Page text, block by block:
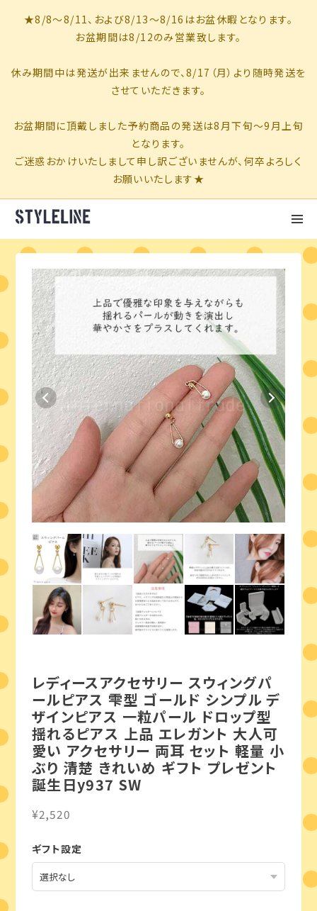
レディースアクセサリー スウィングパ
ールピアス 雫型 ゴールド シンプル デ
ザインピアス 一粒パール ドロップ型
揺れるピアス 上品 エレガント 大人可
愛い アクセサリー 両耳 セット 軽量 小
ぶり 清楚 きれいめ ギフト プレゼント
誕生日y937 SW
¥2,520
ギフト設定